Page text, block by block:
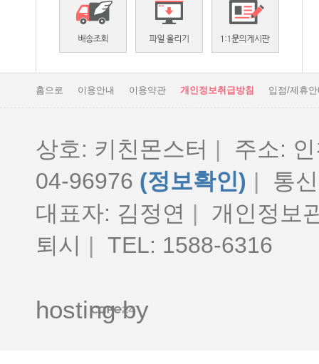
홈으로 이용안내 이용약관 개인정보취급방침 입점/제휴
상호: 키친몬스터 |
주소:
04-96976 (정보확인) |
통
대표자: 김정연 |
개인정보
퇴시
| TEL: 1588-6316
hosting by